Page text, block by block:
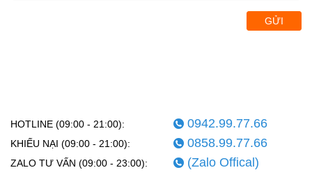
GỬI
HOTLINE (09:00 - 21:00): 0942.99.77.66
KHIẾU NẠI (09:00 - 21:00): 0858.99.77.66
ZALO TƯ VẤN (09:00 - 23:00): (Zalo Offical)